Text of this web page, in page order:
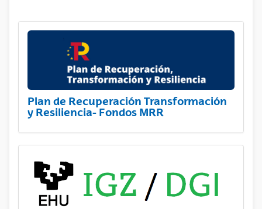
Plan de Recuperación Transformación
y Resiliencia- Fondos MRR